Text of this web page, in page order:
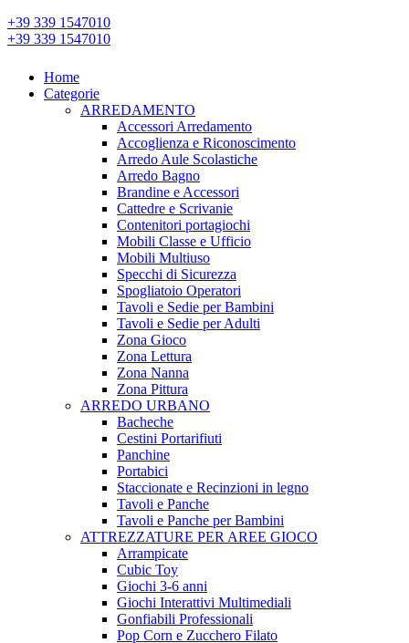
+39 339 1547010
+39 339 1547010
Home
Categorie
ARREDAMENTO
Accessori Arredamento
Accoglienza e Riconoscimento
Arredo Aule Scolastiche
Arredo Bagno
Brandine e Accessori
Cattedre e Scrivanie
Contenitori portagiochi
Mobili Classe e Ufficio
Mobili Multiuso
Specchi di Sicurezza
Spogliatoio Operatori
Tavoli e Sedie per Bambini
Tavoli e Sedie per Adulti
Zona Gioco
Zona Lettura
Zona Nanna
Zona Pittura
ARREDO URBANO
Bacheche
Cestini Portarifiuti
Panchine
Portabici
Staccionate e Recinzioni in legno
Tavoli e Panche
Tavoli e Panche per Bambini
ATTREZZATURE PER AREE GIOCO
Arrampicate
Cubic Toy
Giochi 3-6 anni
Giochi Interattivi Multimediali
Gonfiabili Professionali
Pop Corn e Zucchero Filato